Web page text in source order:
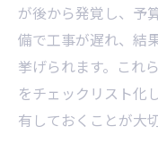
が後から発覚し、予
備で工事が遅れ、結
挙げられます。これ
をチェックリスト化
有しておくことが大切